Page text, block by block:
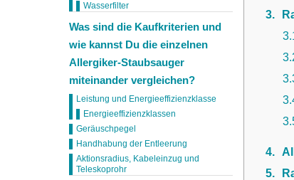
3
4
5
Wasserfilter
Was sind die Kaufkriterien und
wie kannst Du die einzelnen
Allergiker-Staubsauger
miteinander vergleichen?
Leistung und Energieeffizienzklasse
Energieeffizienzklassen
Geräuschpegel
Handhabung der Entleerung
Aktionsradius, Kabeleinzug und
Teleskoprohr